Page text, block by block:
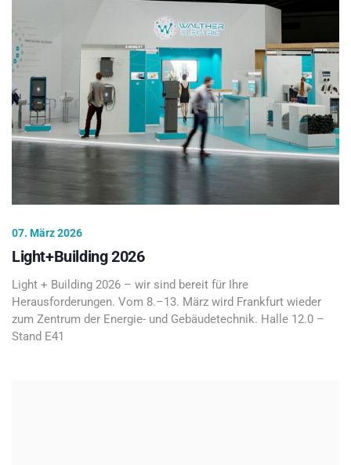
07. März 2026
Light+Building 2026
Light + Building 2026 – wir sind bereit für Ihre
Herausforderungen. Vom 8.–13. März wird Frankfurt wieder
zum Zentrum der Energie- und Gebäudetechnik. Halle 12.0 –
Stand E41